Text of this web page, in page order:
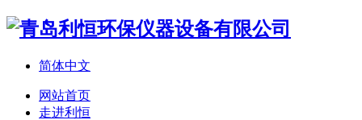
简体中文
网站首页
走进利恒